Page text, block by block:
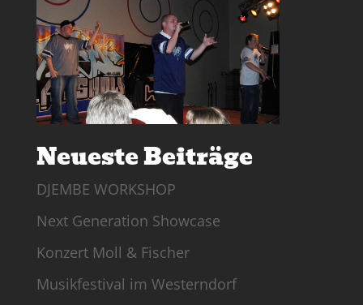
Neueste Beiträge
DJEMBE WORKSHOP
Next Generation Showcase
Konzert Moll & Fischer
Musikfestival im Westerndorf